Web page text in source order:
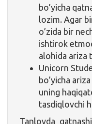
bo’yicha
lozim. Agar
o’zida bir
ishtirok
alohida ariza
Unicorn
bo’yicha
uning
tasdiqlovchi
Tanlovda